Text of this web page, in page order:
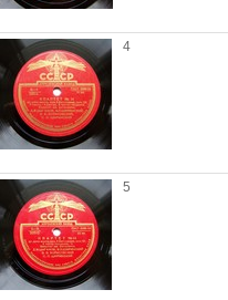
4
5